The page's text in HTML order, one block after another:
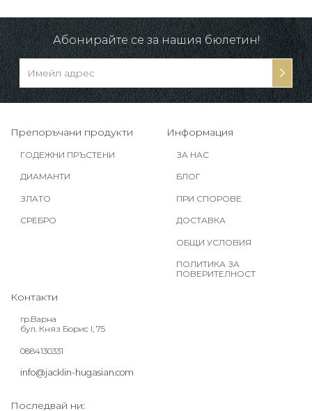
Абонирайте се за нашия бюлетин!
Препоръчани продукти
ГОДЕЖНИ ПРЪСТЕНИ
ДИАМАНТИ
ЗЛАТО
СРЕБРО
Информация
ЗА НАС
БЛОГ
ПРИ СПОРОВЕ
ДОСТАВКА
ОБЩИ УСЛОВИЯ
ПОЛИТИКА ЗА
ПОВЕРИТЕЛНОСТ
Контакти
гр.Варна
бул. Княз Борис I, 75
0884130331
info@jacklin-hugasian.com
Последвай ни: